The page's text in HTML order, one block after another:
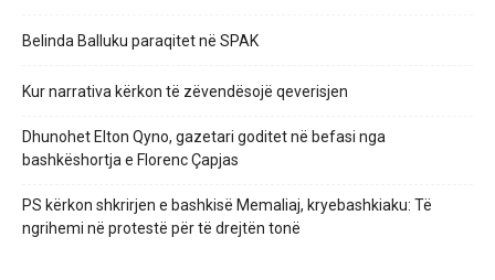
Belinda Balluku paraqitet në SPAK
Kur narrativa kërkon të zëvendësojë qeverisjen
Dhunohet Elton Qyno, gazetari goditet në befasi nga
bashkëshortja e Florenc Çapjas
PS kërkon shkrirjen e bashkisë Memaliaj, kryebashkiaku: Të
ngrihemi në protestë për të drejtën tonë